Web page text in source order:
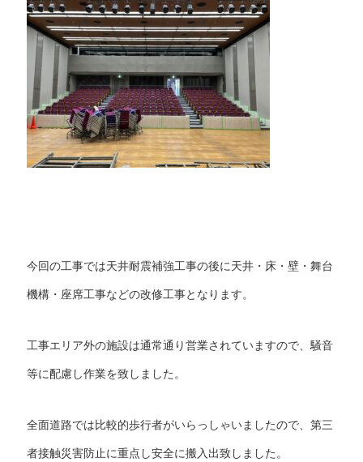
今回の工事では天井耐震補強工事の後に天井・床・壁・舞台
機構・座席工事などの改修工事となります。
工事エリア外の施設は通常通り営業されていますので、騒音
等に配慮し作業を致しました。
全面道路では比較的歩行者がいらっしゃいましたので、第三
者接触災害防止に重点し安全に搬入出致しました。